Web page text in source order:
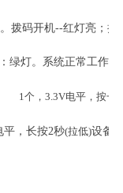
拨码开机--红灯亮；拨
绿灯。系统正常工作--
1个，3.3V电平，按一
平，长按2秒(拉低)设备